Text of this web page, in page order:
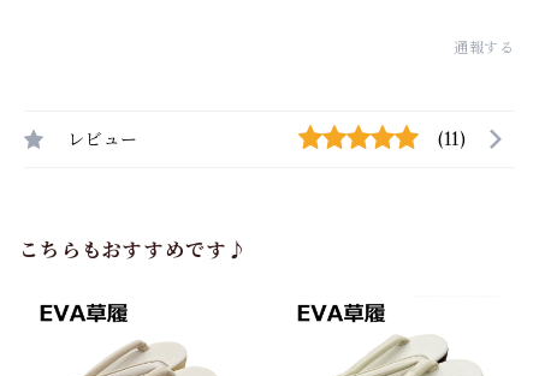
通報する
レビュー (11)
こちらもおすすめです♪